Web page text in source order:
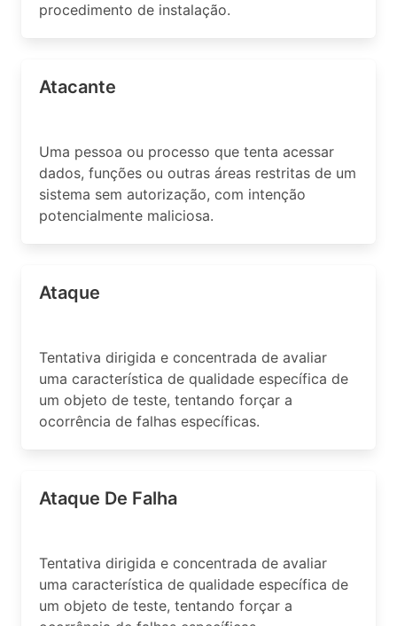
procedimento de instalação.
Atacante
Uma pessoa ou processo que tenta acessar
dados, funções ou outras áreas restritas de um
sistema sem autorização, com intenção
potencialmente maliciosa.
Ataque
Tentativa dirigida e concentrada de avaliar
uma característica de qualidade específica de
um objeto de teste, tentando forçar a
ocorrência de falhas específicas.
Ataque De Falha
Tentativa dirigida e concentrada de avaliar
uma característica de qualidade específica de
um objeto de teste, tentando forçar a